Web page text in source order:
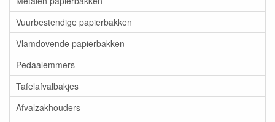
Vuurbestendige papierbakken
Vlamdovende papierbakken
Pedaalemmers
Tafelafvalbakjes
Afvalzakhouders